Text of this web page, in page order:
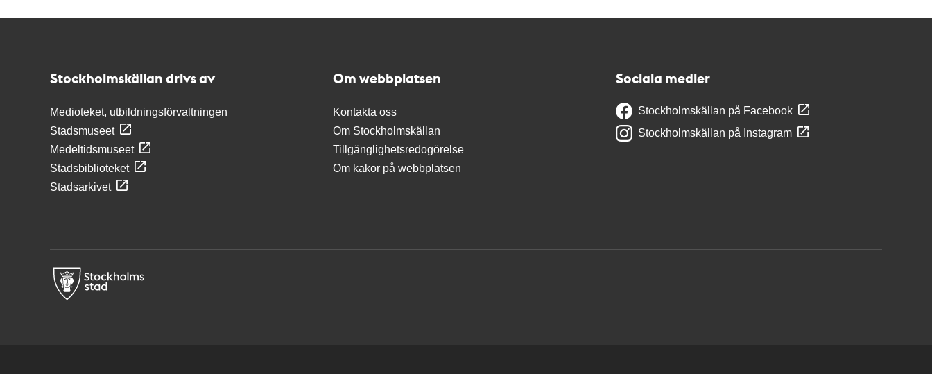
Stockholmskällan drivs av
Medioteket, utbildningsförvaltningen
Stadsmuseet
Medeltidsmuseet
Stadsbiblioteket
Stadsarkivet
Om webbplatsen
Kontakta oss
Om Stockholmskällan
Tillgänglighetsredogörelse
Om kakor på webbplatsen
Sociala medier
Stockholmskällan på Facebook
Stockholmskällan på Instagram